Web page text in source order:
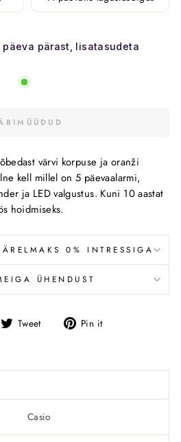
päeva pärast, lisatasudeta
värvi korpuse ja oranži
kell millel on 5 päevaalarmi,
ja LED valgustus. Kuni 10 aastat
hoidmiseks.
0% INTRESSIGA
ÜHENDUST
Tweet Tweet Pin it
Casio